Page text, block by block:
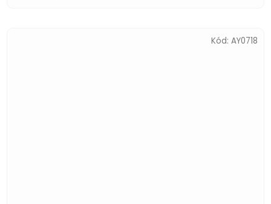
Kód: AY0718